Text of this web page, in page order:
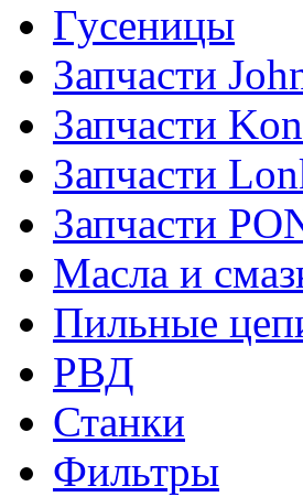
Гусеницы
Запчасти
Запчасти
Запчасти
Запчасти
Масла и
Пильные
РВД
Станки
Фильтры